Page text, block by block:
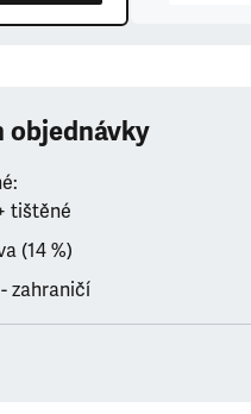
objednávky
tištěné
(14 %)
zahraničí